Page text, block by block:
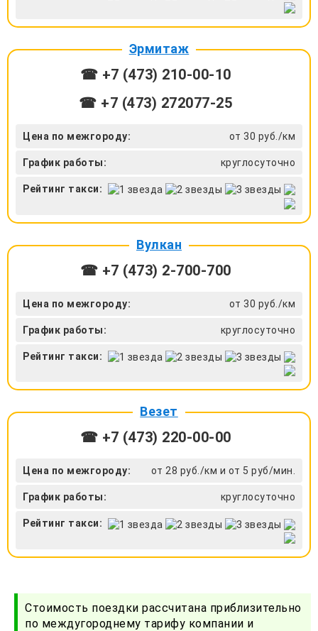
Эрмитаж
☎ +7 (473) 210-00-10
☎ +7 (473) 272077-25
Цена по межгороду: от 30 руб./км
График работы: круглосуточно
Рейтинг такси:
Вулкан
☎ +7 (473) 2-700-700
Цена по межгороду: от 30 руб./км
График работы: круглосуточно
Рейтинг такси:
Везет
☎ +7 (473) 220-00-00
Цена по межгороду: от 28 руб./км и от 5 руб/мин.
График работы: круглосуточно
Рейтинг такси:
Стоимость поездки рассчитана приблизительно
по междугороднему тарифу компании и